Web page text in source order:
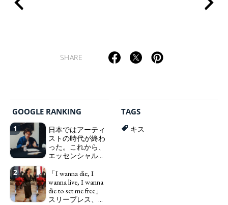
CULTURAL ESSAYS POP CULTURE
SHARE
GOOGLE RANKING
1
日本ではアーティ
ストの時代が終わ
った。これから、
エッセンシャルワ
ワーカー、ソーシ
ャルワーカーと同
じ、アートワーカ
ーになる。We have
2
「I wanna die, I
wanna live, I wanna
die to set me free」
スリープレス、セ
TAGS
キス